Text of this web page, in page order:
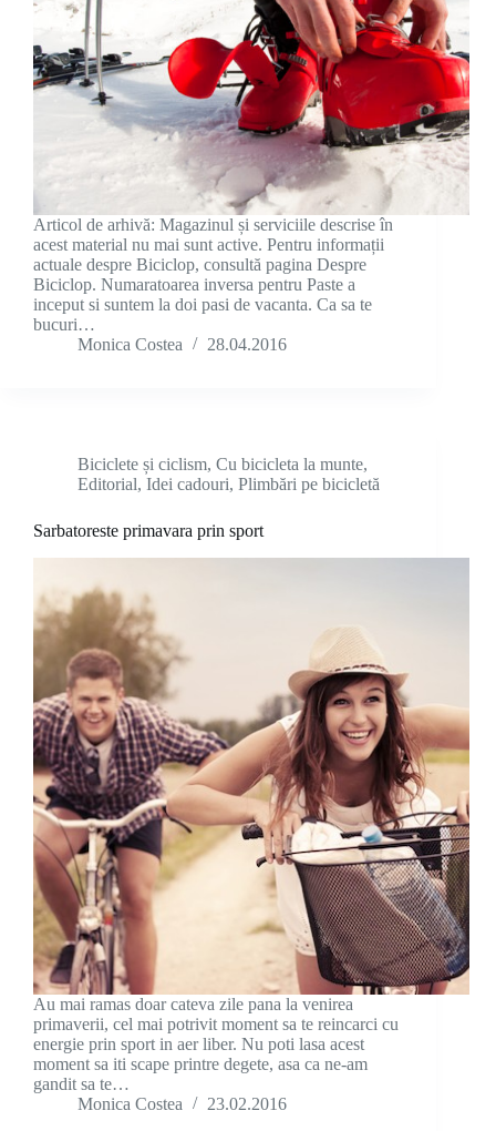
Articol de arhivă: Magazinul și serviciile descrise în
acest material nu mai sunt active. Pentru informații
actuale despre Biciclop, consultă pagina Despre
Biciclop. Numaratoarea inversa pentru Paste a
inceput si suntem la doi pasi de vacanta. Ca sa te
bucuri…
Monica Costea
28.04.2016
Biciclete și ciclism, Cu bicicleta la munte,
Editorial, Idei cadouri, Plimbări pe bicicletă
Sarbatoreste primavara prin sport
Au mai ramas doar cateva zile pana la venirea
primaverii, cel mai potrivit moment sa te reincarci cu
energie prin sport in aer liber. Nu poti lasa acest
moment sa iti scape printre degete, asa ca ne-am
gandit sa te…
Monica Costea
23.02.2016